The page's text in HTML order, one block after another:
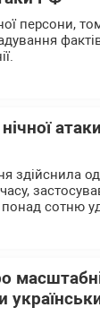
персони,
здійснила
сотню